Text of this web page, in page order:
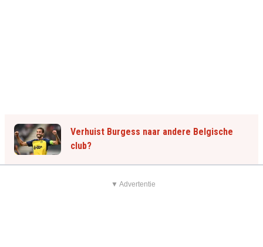
Verhuist Burgess naar andere Belgische
club?
▼ Advertentie